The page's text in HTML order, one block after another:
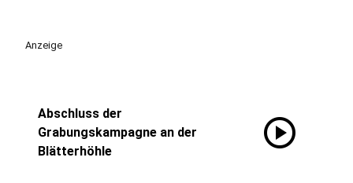
Anzeige
Abschluss der
Grabungskampagne an der
Blätterhöhle
play_circle